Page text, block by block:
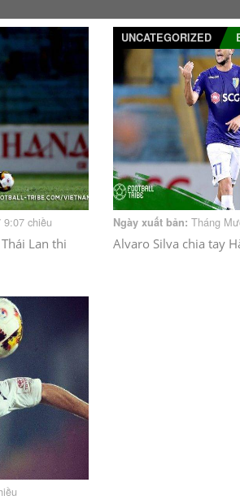
chiều
Lan thi
UNCATEGORIZED
Ngày xuất bản: Tháng
Alvaro Silva chia tay